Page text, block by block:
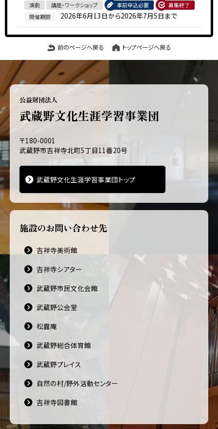
演劇 講座・ワークショップ 事前申込必要
募集終了
開催期間
2026年6月13日から2026年7月5日まで
前のページへ戻る トップページへ戻る
公益財団法人
武蔵野文化生涯学習事業団
〒180-0001
武蔵野市吉祥寺北町5丁目11番20号
武蔵野文化生涯学習事業団トップ
施設のお問い合わせ先
吉祥寺美術館
吉祥寺シアター
武蔵野市民文化会館
武蔵野公会堂
松露庵
武蔵野総合体育館
武蔵野プレイス
自然の村/野外活動センター
吉祥寺図書館